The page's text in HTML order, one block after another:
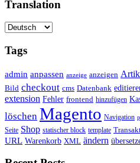
Translation
Tags
admin anpassen anzeige anzeigen
Bild checkout cms Datenbank
extension Fehler frontend hinzufügen
löschen Magento Navigation
Seite Shop statischer block template
URL Warenkorb XML ändern